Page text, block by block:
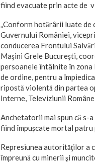
fiind evacuate prin acte de
„Conform hotărârii luate de
Guvernului României,
conducerea Frontului
Maşini Grele Bucureşti,
persoanele întâlnite în
de ordine, pentru a
ripostă violentă din partea
Interne, Televiziunii
Anchetatorii mai spun că s-
fiind împuşcate mortal patru
Represiunea autorităţilor a
împreună cu minerii şi